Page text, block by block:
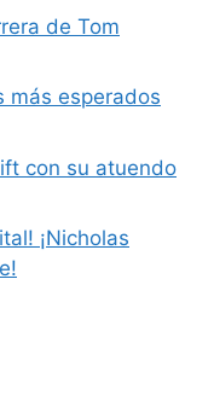
de Tom
más esperados
con su atuendo
¡Nicholas